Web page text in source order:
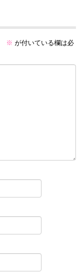
※ が付いている欄は必